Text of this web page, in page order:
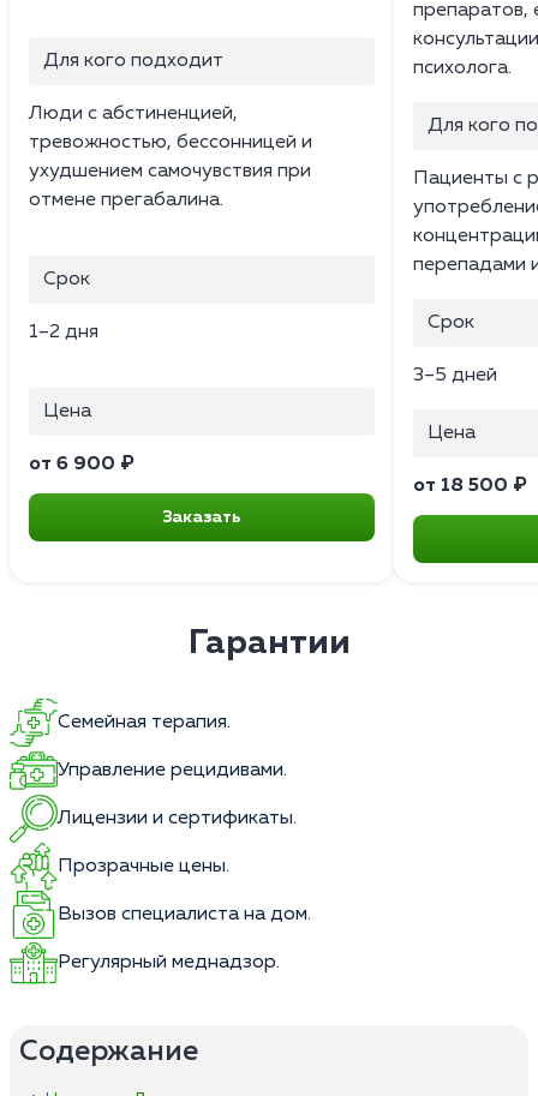
Для кого подходит
Люди с абстиненцией,
тревожностью, бессонницей и
ухудшением самочувствия при
отмене прегабалина.
Срок
1–2 дня
Цена
от 6 900 ₽
Заказать
препаратов,
психолога.
Для кого
Пациенты с
перепадами
Срок
3–5 дней
Цена
от 18 500 ₽
Гарантии
Семейная терапия.
Управление рецидивами.
Лицензии и сертификаты.
Прозрачные цены.
Вызов специалиста на дом.
Регулярный меднадзор.
Содержание